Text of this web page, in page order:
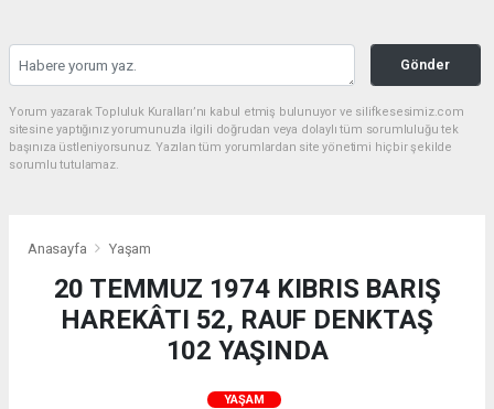
Gönder
Yorum yazarak Topluluk Kuralları’nı kabul etmiş bulunuyor ve silifkesesimiz.com
sitesine yaptığınız yorumunuzla ilgili doğrudan veya dolaylı tüm sorumluluğu tek
başınıza üstleniyorsunuz. Yazılan tüm yorumlardan site yönetimi hiçbir şekilde
sorumlu tutulamaz.
Anasayfa Yaşam
20 TEMMUZ 1974 KIBRIS BARIŞ
HAREKÂTI 52, RAUF DENKTAŞ
102 YAŞINDA
YAŞAM